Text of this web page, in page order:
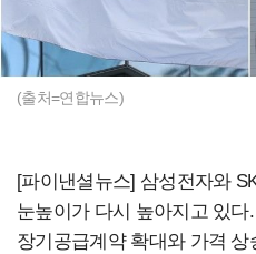
(출처=연합뉴스)
[파이낸셜뉴스] 삼성전자와
눈높이가 다시 높아지고 있
장기공급계약 확대와 가격